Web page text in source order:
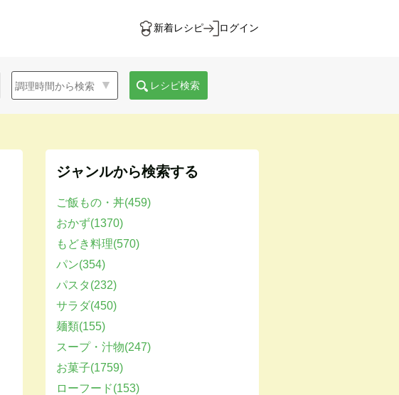
新着レシピ ログイン
レシピ検索
ジャンルから検索する
ご飯もの・丼(459)
おかず(1370)
もどき料理(570)
パン(354)
パスタ(232)
サラダ(450)
麺類(155)
スープ・汁物(247)
お菓子(1759)
ローフード(153)